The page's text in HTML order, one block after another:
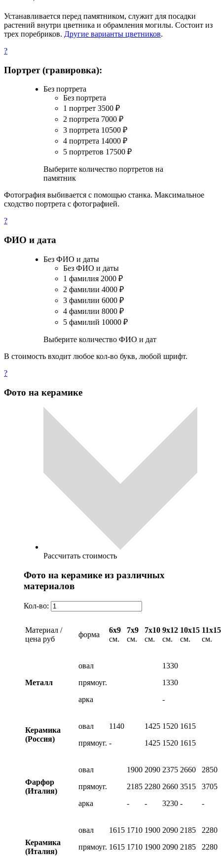
Устанавливается перед памятником, служит для посадки
растений внутри цветника и обрамления могилы. Состоит из
трех поребриков. Другие варианты цветников.
?
Портрет (гравировка):
Без портрета
Без портрета
1 портрет 3500 ₽
2 портрета 7000 ₽
3 портрета 10500 ₽
4 портрета 14000 ₽
5 портретов 17500 ₽
Выберите количество портретов на
памятник
Фотография выбивается с помощью станка. Максимальное
сходство портрета с фотографией.
?
ФИО и дата
Без ФИО и даты
Без ФИО и даты
1 фамилия 2000 ₽
2 фамилии 4000 ₽
3 фамилии 6000 ₽
4 фамилии 8000 ₽
5 фамилий 10000 ₽
Выберите количество ФИО и дат
В стоимость входит любое кол-во букв, любой шрифт.
?
Фото на керамике
Рассчитать стоимость
Фото на керамике из различных
материалов
Кол-во:
Материал /
цена руб
форма
6х9
см.
7х9
см.
7х10
см.
9х12
см.
10х15
см.
11х15
см.
Металл
овал
прямоуг.
арка
1330
1330
-
Керамика
(Россия)
овал
прямоуг.
1140
-
1425
1425
1520
1520
1615
1615
Фарфор
(Италия)
овал
прямоуг.
арка
1900
2185
-
2090
2280
-
2375
2660
3230
2660
3515
-
2850
3705
-
Керамика
(Италия)
овал
прямоуг.
1615
1615
1710
1710
1900
1900
2090
2090
2185
2185
2280
2280